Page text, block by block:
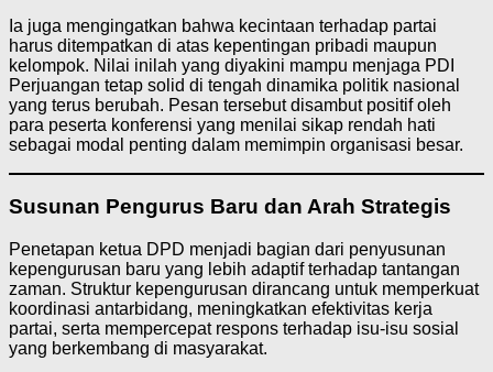
Ia juga mengingatkan bahwa kecintaan terhadap partai
harus ditempatkan di atas kepentingan pribadi maupun
kelompok. Nilai inilah yang diyakini mampu menjaga PDI
Perjuangan tetap solid di tengah dinamika politik nasional
yang terus berubah. Pesan tersebut disambut positif oleh
para peserta konferensi yang menilai sikap rendah hati
sebagai modal penting dalam memimpin organisasi besar.
Susunan Pengurus Baru dan Arah Strategis
Penetapan ketua DPD menjadi bagian dari penyusunan
kepengurusan baru yang lebih adaptif terhadap tantangan
zaman. Struktur kepengurusan dirancang untuk memperkuat
koordinasi antarbidang, meningkatkan efektivitas kerja
partai, serta mempercepat respons terhadap isu-isu sosial
yang berkembang di masyarakat.